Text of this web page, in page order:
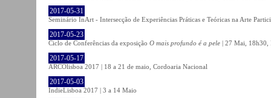
2017-05-31
Seminário InArt - Intersecção de Experiências Práticas e Teóricas na Arte
2017-05-23
Ciclo de Conferências da exposição O mais profundo é a pele | 27 Mai, 18h30,
2017-05-17
ARCOlisboa 2017 | 18 a 21 de maio, Cordoaria Nacional
2017-05-03
IndieLisboa 2017 | 3 a 14 Maio